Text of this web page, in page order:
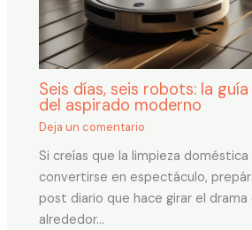
Seis días, seis robots: la
del aspirado moderno
Deja un comentario
Si creías que la limpieza
convertirse en espectáculo,
post diario que hace girar el
alrededor…